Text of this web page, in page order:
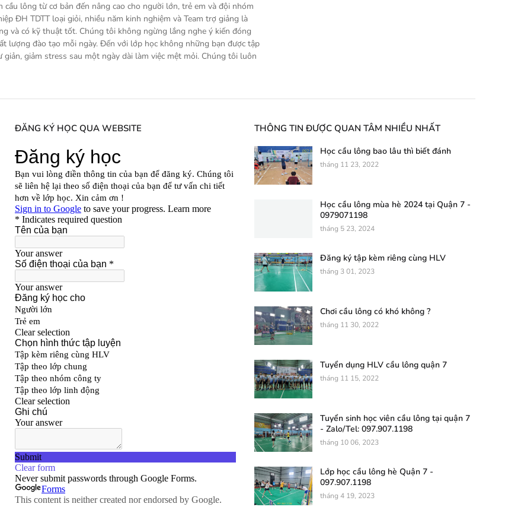
lông từ cơ bản đến nâng cao cho người lớn, trẻ em và đội nhóm
ĐH TDTT loại giỏi, nhiều năm kinh nghiệm và Team trợ giảng là
và có kỹ thuật tốt. Chúng tôi không ngừng lắng nghe ý kiến đóng
lượng đào tạo mỗi ngày. Đến với lớp học không những bạn được tập
giảm stress sau một ngày dài làm việc mệt mỏi. Chúng tôi luôn
ĐĂNG KÝ HỌC QUA WEBSITE THÔNG TIN ĐƯỢC QUAN TÂM NHIỀU NHẤT
Học cầu lông bao lâu thì biết đánh
tháng 11 23, 2022
Học cầu lông mùa hè 2024 tại Quận 7 -
0979071198
tháng 5 23, 2024
Đăng ký tập kèm riêng cùng HLV
tháng 3 01, 2023
Chơi cầu lông có khó không ?
tháng 11 30, 2022
Tuyển dụng HLV cầu lông quận 7
tháng 11 15, 2022
Tuyển sinh học viên cầu lông tại quận 7
- Zalo/Tel: 097.907.1198
tháng 10 06, 2023
Lớp học cầu lông hè Quận 7 -
097.907.1198
tháng 4 19, 2023